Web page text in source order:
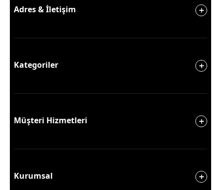
Adres & İletişim
Kategoriler
Müşteri Hizmetleri
Kurumsal